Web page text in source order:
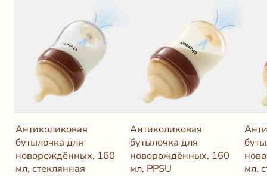
Антиколиковая
бутылочка для
новорождённых, 160
мл, стеклянная
Антиколиковая
бутылочка для
новорождённых, 160
мл, PPSU
мл,